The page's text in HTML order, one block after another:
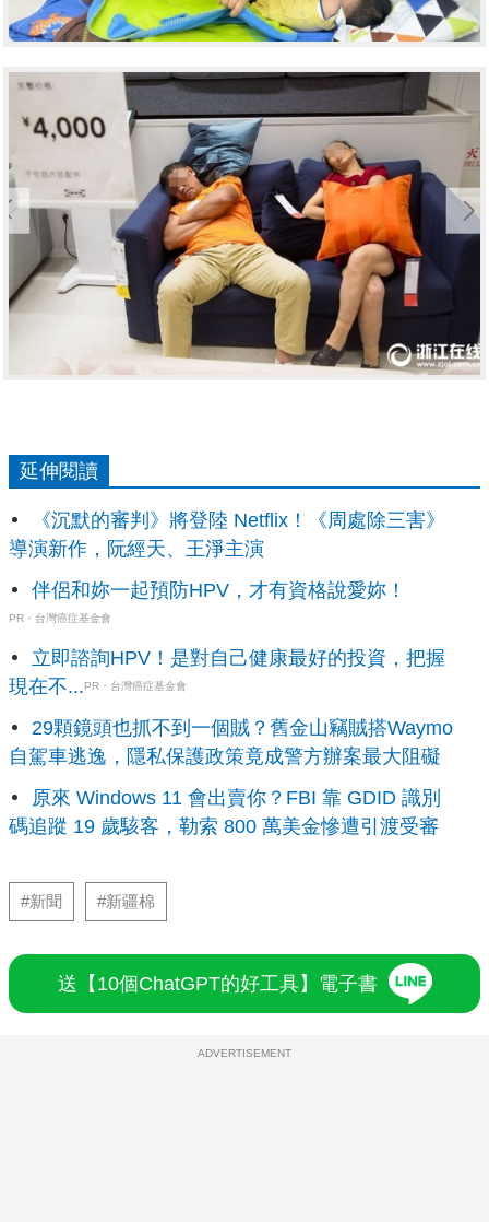
延伸閱讀
《沉默的審判》將登陸 Netflix！《周處除三害》
導演新作，阮經天、王淨主演
伴侶和妳一起預防HPV，才有資格說愛妳！
PR・台灣癌症基金會
立即諮詢HPV！是對自己健康最好的投資，把握
現在不...PR・台灣癌症基金會
29顆鏡頭也抓不到一個賊？舊金山竊賊搭Waymo
自駕車逃逸，隱私保護政策竟成警方辦案最大阻礙
原來 Windows 11 會出賣你？FBI 靠 GDID 識別
碼追蹤 19 歲駭客，勒索 800 萬美金慘遭引渡受審
#新聞 #新疆棉
送【10個ChatGPT的好工具】電子書
ADVERTISEMENT